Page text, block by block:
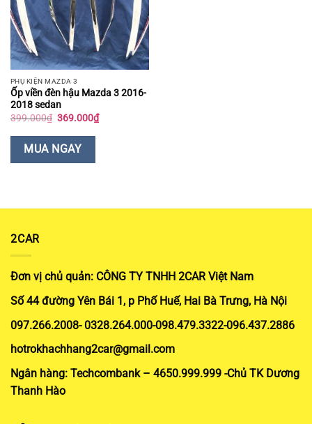
PHỤ KIỆN MAZDA 3
Ốp viền đèn hậu Mazda 3 2016-
2018 sedan
399.000₫ Giá
là:
399.000₫.
369.000₫Giá
hiện
MUA NGAY
2CAR
Đơn vị chủ quản: CÔNG TY TNHH 2CAR Việt Nam
Số 44 đường Yên Bái 1, p Phố Huế, Hai Bà Trưng, Hà Nội
097.266.2008- 0328.264.000-098.479.3322-096.437.2886
hotrokhachhang2car@gmail.com
Ngân hàng: Techcombank – 4650.999.999 -Chủ TK Dương
Thanh Hào